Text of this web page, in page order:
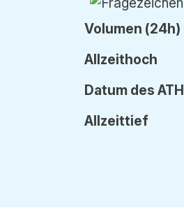
Volumen (24h)
Allzeithoch
Datum des ATH
Allzeittief